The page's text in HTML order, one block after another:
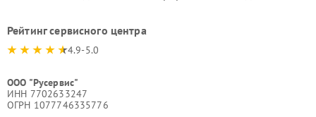
Рейтинг сервисного центра
4.9-5.0
ООО "Русервис"
ИНН 7702633247
ОГРН 1077746335776